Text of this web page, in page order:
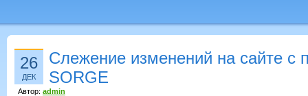
26
ДЕК
Слежение изменений на сайте
SORGE
Автор: admin